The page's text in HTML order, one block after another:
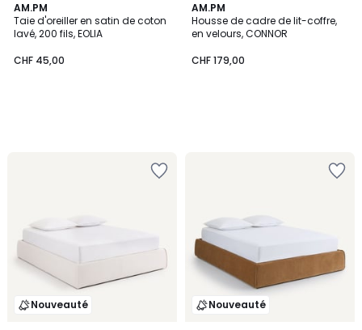
AM.PM
Taie d'oreiller en satin de coton
lavé, 200 fils, EOLIA
CHF 45,00
AM.PM
Housse de cadre de lit-coffre,
en velours, CONNOR
CHF 179,00
Nouveauté Nouveauté